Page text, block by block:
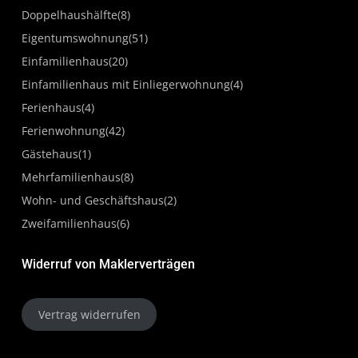
Blick aufs ProvenExpert-Profil werfen
Doppelhaushälfte(8)
Eigentumswohnung(51)
Einfamilienhaus(20)
Einfamilienhaus mit Einliegerwohnung(4)
Ferienhaus(4)
Ferienwohnung(42)
Gästehaus(1)
Mehrfamilienhaus(8)
Wohn- und Geschäftshaus(2)
Zweifamilienhaus(6)
Widerruf von Maklerverträgen
Vertrag widerrufen